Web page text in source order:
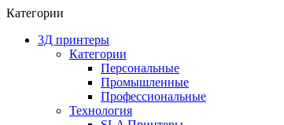
Категории
3Д принтеры
Категории
Персональные
Промышленные
Профессиональные
Технология